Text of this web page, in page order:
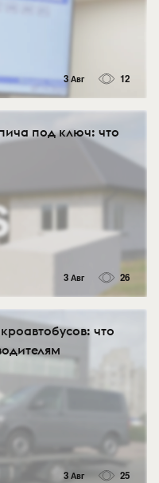
3 Авг 12
под ключ: что
3 Авг 26
что
3 Авг 25